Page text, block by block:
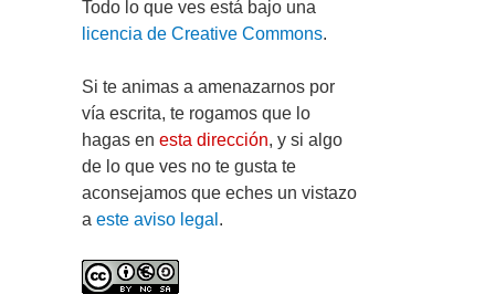
Todo lo que ves está bajo una
licencia de Creative Commons.
Si te animas a amenazarnos por
vía escrita, te rogamos que lo
hagas en esta dirección, y si algo
de lo que ves no te gusta te
aconsejamos que eches un vistazo
a este aviso legal .